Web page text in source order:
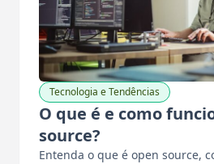
Tecnologia e Tendências
O que é e como
source?
Entenda o que é open source,